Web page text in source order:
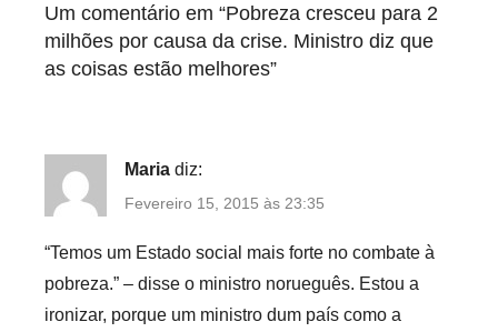
Um comentário em “Pobreza cresceu para 2
milhões por causa da crise. Ministro diz que
as coisas estão melhores”
Maria diz:
Fevereiro 15, 2015 às 23:35
“Temos um Estado social mais forte no combate à
pobreza.” – disse o ministro norueguês. Estou a
ironizar, porque um ministro dum país como a